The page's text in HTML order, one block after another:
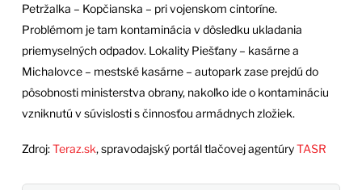
Petržalka – Kopčianska – pri vojenskom cintoríne.
Problémom je tam kontaminácia v dôsledku ukladania
priemyselných odpadov. Lokality Piešťany – kasárne a
Michalovce – mestské kasárne – autopark zase prejdú do
pôsobnosti ministerstva obrany, nakoľko ide o kontamináciu
vzniknutú v súvislosti s činnosťou armádnych zložiek.
Zdroj:Teraz.sk, spravodajský portál tlačovej agentúryTASR